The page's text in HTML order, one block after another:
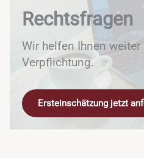
Rechtsfragen
Wir helfen Ihnen
Verpflichtung.
Ersteinschätzung jetzt